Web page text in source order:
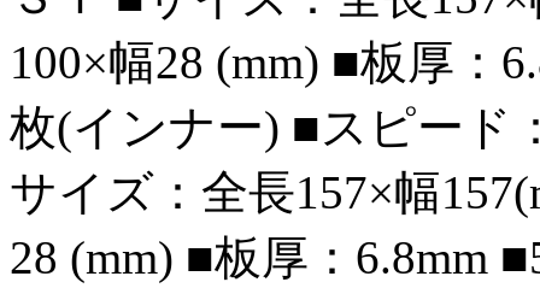
100×幅28 (mm) ■板厚：
枚(インナー) ■スピード
サイズ：全長157×幅
28 (mm) ■板厚：6.8mm